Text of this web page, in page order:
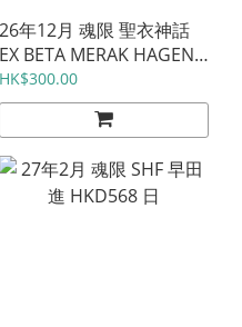
26年12月 魂限 聖衣神話
EX BETA MERAK HAGEN
40th Anniversary Ver.
HKD1010 日
HK$300.00